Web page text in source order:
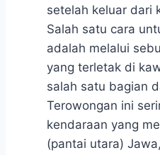
setelah keluar dari
Salah satu cara
adalah melalui
yang terletak di
salah satu bagian
Terowongan ini
kendaraan yang
(pantai utara)